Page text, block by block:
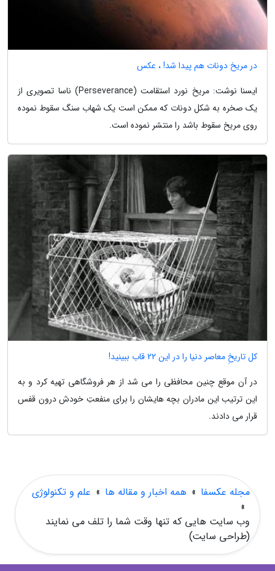
در مریخ دونات هم پیدا شد! ، عکس
ایسنا نوشت: مریخ نورد استقامت (Perseverance) ناسا تصویری از
یک صخره به شکل دونات که ممکن است یک شهاب سنگ سقوط نموده
روی مریخ سقوط باشد را منتشر نموده است.
کل تاریخِ معاصر دنیا را در این 22 قاب ببینید!
در آن موقع چنین محافظی را می شد از هر فروشگاهی تهیه کرد و به
این ترتیب این مادران بچه هایشان را برای منفعتِ خودش درون قفس
قرار می دادند.
مجله عکسفا » همه اخبار و مقاله ها » علم و تکنولوژی
»
وب سایت هایی که تنها وقت شما را تلف می نمایند
(طراحی سایت)